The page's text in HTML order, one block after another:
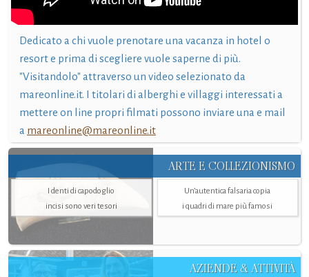
Dedicato a chi vuole prenotare una vacanza in hotel o
resort e prima di scegliere vuole saperne di più.
"Visitandolo" attraverso un video selezionato da
mareonline.it. I titolari di alberghi e villaggi interessati a
mettere on line propri filmati possono inviare una e mail
a mareonline@mareonline.it
ARTE E COLLEZIONISMO
I denti di capodoglio
incisi sono veri tesori
Un’autentica falsaria copia
i quadri di mare più famosi
AZIENDE & ATTIVITÀ